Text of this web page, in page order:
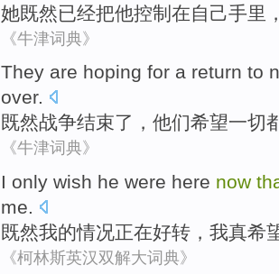
她既然已经把他控制 在自己手里
《牛津词典》
They are hoping for a return to
over.
既然战争结束了， 他们希望一切
《牛津词典》
I only wish he were here now
me.
既然我的情况正在好转，我真希
《柯林斯英汉双解大词典》